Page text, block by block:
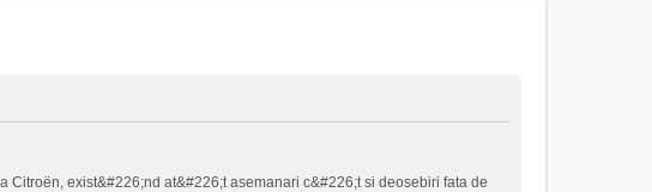
exist&#226;nd at&#226;t asemanari c&#226;t si deosebiri fata de